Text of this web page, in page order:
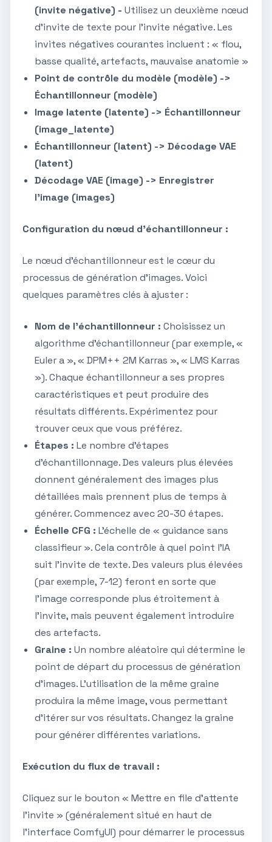
(invite négative) - Utilisez un deuxième nœud
d'invite de texte pour l'invite négative. Les
invites négatives courantes incluent : « flou,
basse qualité, artefacts, mauvaise anatomie »
Point de contrôle du modèle (modèle) ->
Échantillonneur (modèle)
Image latente (latente) -> Échantillonneur
(image_latente)
Échantillonneur (latent) -> Décodage VAE
(latent)
Décodage VAE (image) -> Enregistrer
l'image (images)
Configuration du nœud d'échantillonneur :
Le nœud d'échantillonneur est le cœur du
processus de génération d'images. Voici
quelques paramètres clés à ajuster :
Nom de l'échantillonneur : Choisissez un
algorithme d'échantillonneur (par exemple, «
Euler a », « DPM++ 2M Karras », « LMS Karras
»). Chaque échantillonneur a ses propres
caractéristiques et peut produire des
résultats différents. Expérimentez pour
trouver ceux que vous préférez.
Étapes : Le nombre d'étapes
d'échantillonnage. Des valeurs plus élevées
donnent généralement des images plus
détaillées mais prennent plus de temps à
générer. Commencez avec 20-30 étapes.
Échelle CFG : L'échelle de « guidance sans
classifieur ». Cela contrôle à quel point l'IA
suit l'invite de texte. Des valeurs plus élevées
(par exemple, 7-12) feront en sorte que
l'image corresponde plus étroitement à
l'invite, mais peuvent également introduire
des artefacts.
Graine : Un nombre aléatoire qui détermine le
point de départ du processus de génération
d'images. L'utilisation de la même graine
produira la même image, vous permettant
d'itérer sur vos résultats. Changez la graine
pour générer différentes variations.
Exécution du flux de travail :
Cliquez sur le bouton « Mettre en file d'attente
l'invite » (généralement situé en haut de
l'interface ComfyUI) pour démarrer le processus